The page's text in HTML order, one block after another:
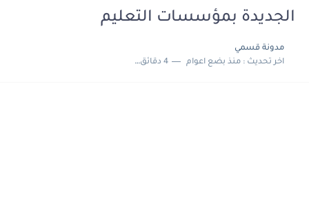
الجديدة بمؤسسات التعليم
مدونة قسمي
اخر تحديث :منذ بضع اعوام 4 دقائق للقراءة